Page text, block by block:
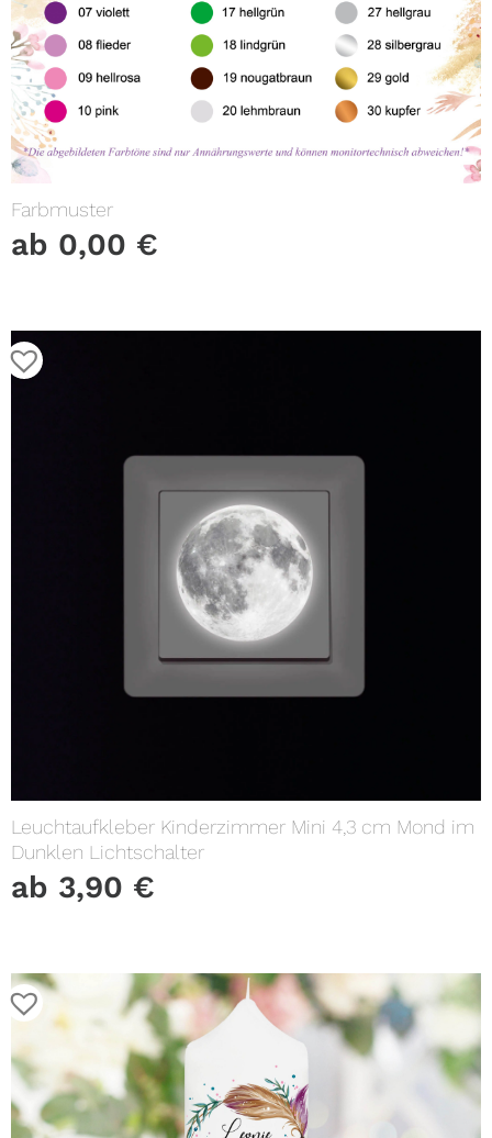
Farbmuster
ab 0,00 €
Leuchtaufkleber Kinderzimmer Mini 4,3 cm Mond im
Dunklen Lichtschalter
ab 3,90 €